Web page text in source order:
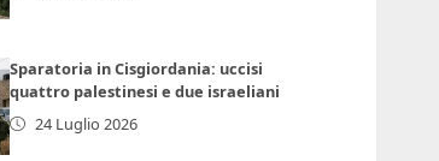
Sparatoria in Cisgiordania: uccisi
quattro palestinesi e due israeliani
24 Luglio 2026